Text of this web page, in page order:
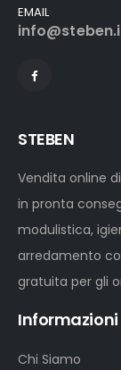
EMAIL
STEBEN
Vendita online di
in pronta
modulistica,
arredamento
gratuita per gli
Informazioni
Chi Siamo